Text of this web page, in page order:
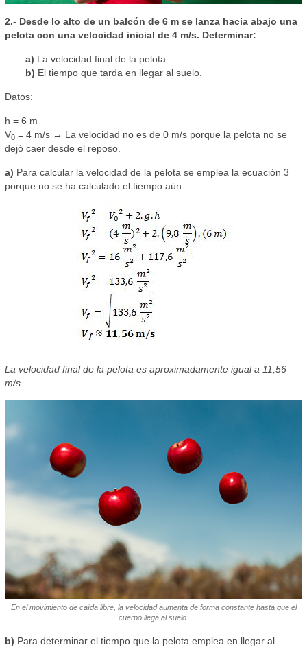
2.- Desde lo alto de un balcón de 6 m se lanza hacia abajo una
pelota con una velocidad inicial de 4 m/s. Determinar:
a) La velocidad final de la pelota.
b) El tiempo que tarda en llegar al suelo.
Datos:
h = 6 m
V0= 4 m/s → La velocidad no es de 0 m/s porque la pelota no se
dejó caer desde el reposo.
a) Para calcular la velocidad de la pelota se emplea la ecuación 3
porque no se ha calculado el tiempo aún.
La velocidad final de la pelota es aproximadamente igual a 11,56
m/s.
En el movimiento de caída libre, la velocidad aumenta de forma constante hasta que el
cuerpo llega al suelo.
b) Para determinar el tiempo que la pelota emplea en llegar al